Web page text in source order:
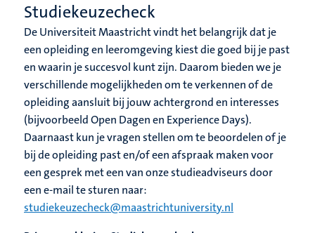
Studiekeuzecheck
De Universiteit Maastricht vindt het belangrijk dat je
een opleiding en leeromgeving kiest die goed bij je past
en waarin je succesvol kunt zijn. Daarom bieden we je
verschillende mogelijkheden om te verkennen of de
opleiding aansluit bij jouw achtergrond en interesses
(bijvoorbeeld Open Dagen en Experience Days).
Daarnaast kun je vragen stellen om te beoordelen of je
bij de opleiding past en/of een afspraak maken voor
een gesprek met een van onze studieadviseurs door
een e-mail te sturen naar:
studiekeuzecheck@maastrichtuniversity.nl